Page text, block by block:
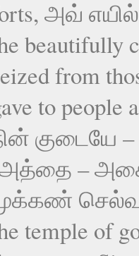
அவ்
beautifully
from
to
குடையே –
–
temple of